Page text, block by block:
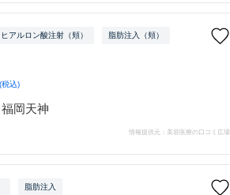
ヒアルロン酸注射（頬） 脂肪注入（頬）
(税込)
岡天神
情報提供元：美容医療の口コミ広場
脂肪注入